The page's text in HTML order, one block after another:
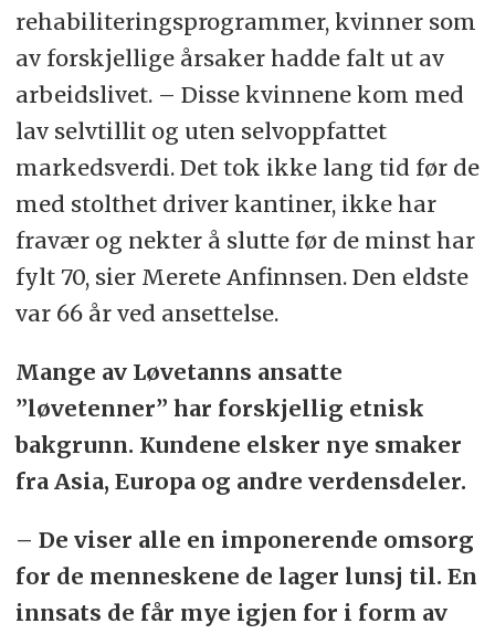
rehabiliteringsprogrammer, kvinner som
av forskjellige årsaker hadde falt ut av
arbeidslivet. – Disse kvinnene kom med
lav selvtillit og uten selvoppfattet
markedsverdi. Det tok ikke lang tid før de
med stolthet driver kantiner, ikke har
fravær og nekter å slutte før de minst har
fylt 70, sier Merete Anfinnsen. Den eldste
var 66 år ved ansettelse.
Mange av Løvetanns ansatte
”løvetenner” har forskjellig etnisk
bakgrunn. Kundene elsker nye smaker
fra Asia, Europa og andre verdensdeler.
– De viser alle en imponerende omsorg
for de menneskene de lager lunsj til. En
innsats de får mye igjen for i form av